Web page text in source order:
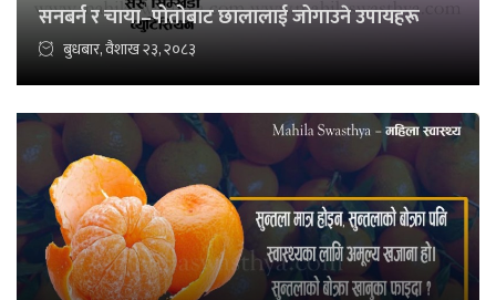
सनबर्न र चाया–पोतोबाट छालालाई जोगाउने उपायहरू
बुधबार, वैशाख २३, २०८३